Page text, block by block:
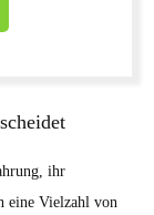
ihr
eine Vielzahl von